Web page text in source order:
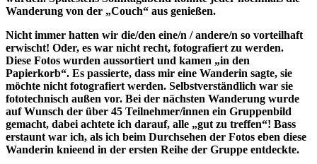
Wanderung von der „Couch“ aus genießen.
Nicht immer hatten wir die/den eine/n / andere/n so vorteilhaft
erwischt! Oder, es war nicht recht, fotografiert zu werden.
Diese Fotos wurden aussortiert und kamen „in den
Papierkorb“. Es passierte, dass mir eine Wanderin sagte, sie
möchte nicht fotografiert werden. Selbstverständlich war sie
fototechnisch außen vor. Bei der nächsten Wanderung wurde
auf Wunsch der über 45 Teilnehmer/innen ein Gruppenbild
gemacht, dabei achtete ich darauf, alle „gut zu treffen“! Bass
erstaunt war ich, als ich beim Durchsehen der Fotos eben diese
Wanderin knieend in der ersten Reihe der Gruppe entdeckte.